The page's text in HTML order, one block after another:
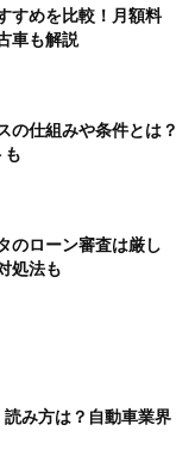
すめを比較！月額料
車も解説
の仕組みや条件とは？
も
のローン審査は厳し
処法も
み方は？自動車業界